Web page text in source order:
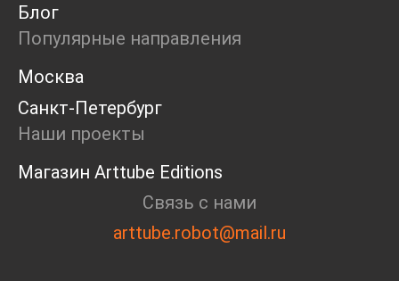
Экскурсия
Дискуссия
Cosmoscow 2024
Blazar 2024
Встречи
Круглый стол
Блог
Популярные направления
Москва
Санкт-Петербург
Наши проекты
Магазин Arttube Editions
Связь с нами
arttube.robot@mail.ru